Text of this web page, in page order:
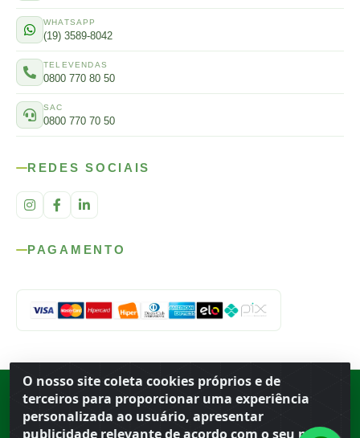
O nosso site coleta cookies próprios e de
terceiros para proporcionar uma experiência
personalizada ao usuário, apresentar
publicidade relevante de acordo com o seu perfil
WHATSAPP
(19) 3589-8042
TELEVENDAS
0800 770 80 50
SAC
0800 770 70 50
REDES SOCIAIS
PAGAMENTO
Rod. SP-215, s/n, km 98 — Área Rural Porto Ferreira ·BR
· CEP
· CNPJ 56.679.863/0001-91
© 2026 Atacado Ideal